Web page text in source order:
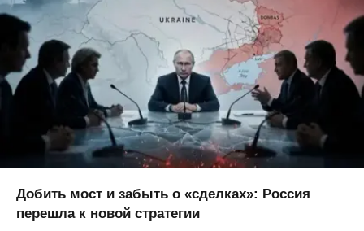
Добить мост и забыть о «сделках»: Россия
перешла к новой стратегии